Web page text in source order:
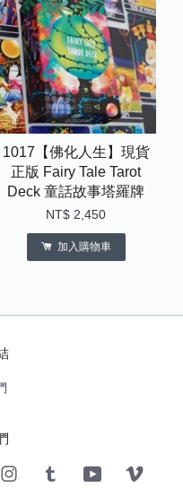
1017【佛化人生】現貨
正版 Fairy Tale Tarot
Deck 童話故事塔羅牌
NT$ 2,450
加入購物車
InstagramTumblr YouTube